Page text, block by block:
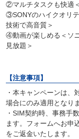
②マルチタスクも快適
③SONYのハイクオリ
技術で高音質＞
④動画が楽しめる＜ソ
見放題＞
【注意事項】
・本キャンペーンは、
場合にのみ適用となり
・SIM契約時、事務手
ます。フォームへお申
をご返金いたします。